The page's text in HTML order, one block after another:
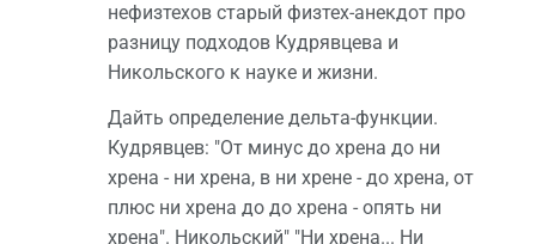
нефизтехов старый физтех-анекдот про
разницу подходов Кудрявцева и
Никольского к науке и жизни.
Дайть определение дельта-функции.
Кудрявцев: "От минус до хрена до ни
хрена - ни хрена, в ни хрене - до хрена, от
плюс ни хрена до до хрена - опять ни
хрена". Никольский" "Ни хрена... Ни